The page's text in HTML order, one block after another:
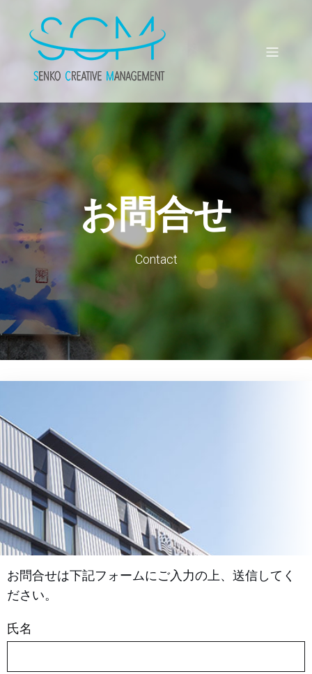
お問合せ
Contact
お問合せは下記フォームにご入力の上、送信してく
ださい。
氏名